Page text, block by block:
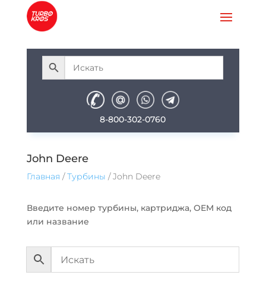
8-800-302-0760
John Deere
Главная /Турбины / John Deere
Введите номер турбины, картриджа, ОEM код
или название